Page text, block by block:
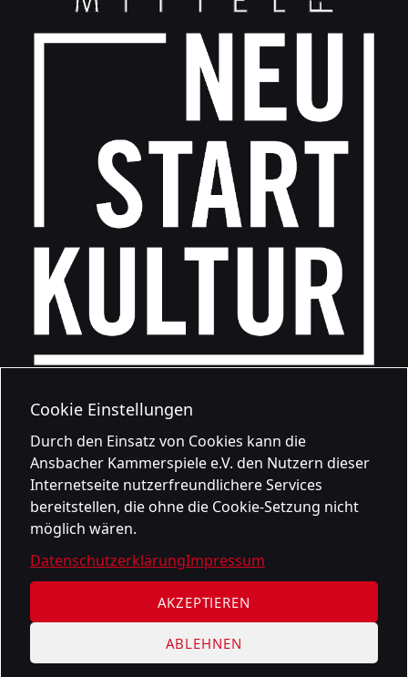
Cookie Einstellungen
Durch den Einsatz von Cookies kann die
Ansbacher Kammerspiele e.V. den Nutzern dieser
Internetseite nutzerfreundlichere Services
bereitstellen, die ohne die Cookie-Setzung nicht
möglich wären.
AKZEPTIEREN
ABLEHNEN
DatenschutzerklärungImpressum
Datenschutzerklärung